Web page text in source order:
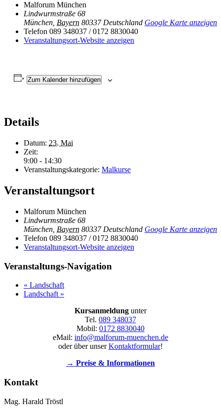
Malforum München
Lindwurmstraße 68
München Bayern 80337 Deutschland Google Karte anzeigen
Telefon 089 348037 / 0172 8830040
Veranstaltungsort-Website anzeigen
Zum Kalender hinzufügen
Details
Datum: 23. Mai
Zeit:
9:00 - 14:30
Veranstaltungskategorie: Malkurse
Veranstaltungsort
Malforum München
Lindwurmstraße 68
München Bayern 80337 Deutschland Google Karte anzeigen
Telefon 089 348037 / 0172 8830040
Veranstaltungsort-Website anzeigen
Veranstaltungs-Navigation
« Landschaft
Landschaft »
Kursanmeldung unter
Tel. 089 348037
Mobil: 0172 8830040
eMail: info@malforum-muenchen.de
oder über unserKontaktformular!
→ Preise & Informationen
Kontakt
Mag. Harald Tröstl